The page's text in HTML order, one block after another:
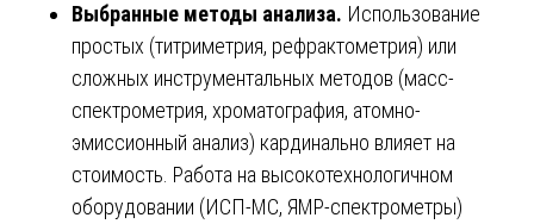
Выбранные методы анализа. Использование
простых (титриметрия, рефрактометрия) или
сложных инструментальных методов (масс-
спектрометрия, хроматография, атомно-
эмиссионный анализ) кардинально влияет на
стоимость. Работа на высокотехнологичном
оборудовании (ИСП-МС, ЯМР-спектрометры)